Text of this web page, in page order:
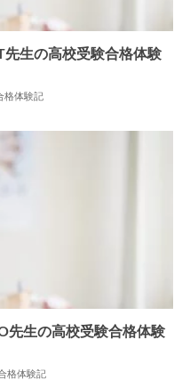
先生の高校受験合格体験
格体験記
先生の高校受験合格体験
格体験記